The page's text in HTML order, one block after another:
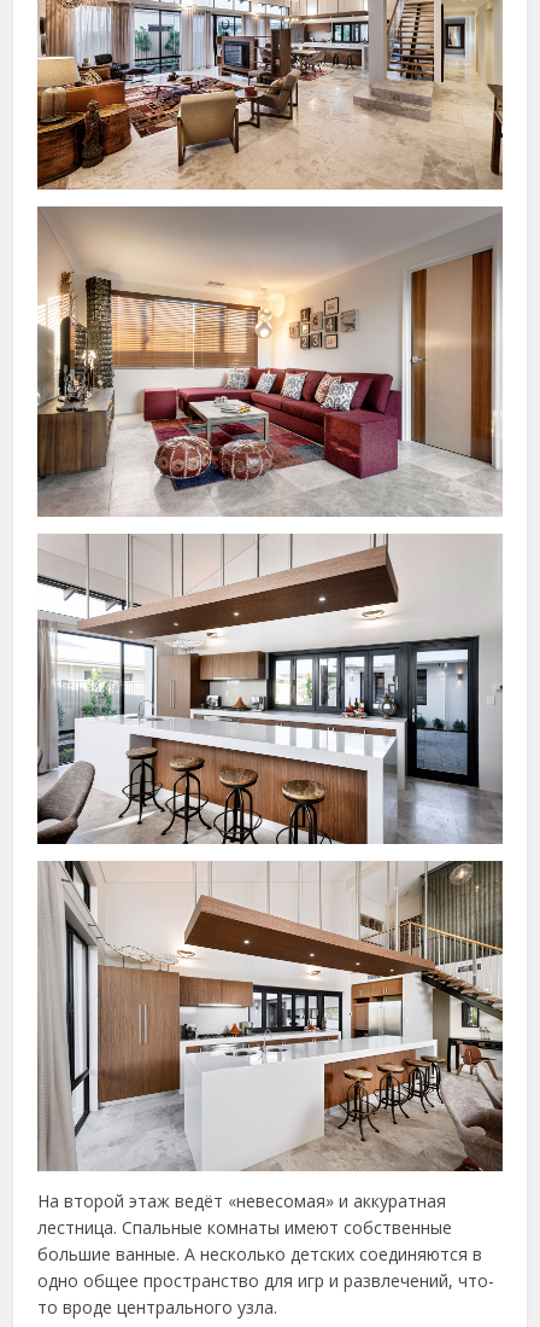
На второй этаж ведёт «невесомая» и аккуратная
лестница. Спальные комнаты имеют собственные
большие ванные. А несколько детских соединяются в
одно общее пространство для игр и развлечений, что-
то вроде центрального узла.